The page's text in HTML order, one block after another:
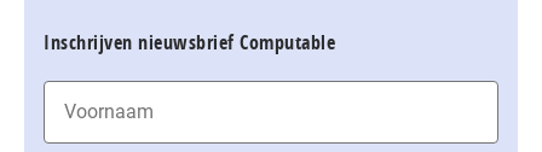
Inschrijven nieuwsbrief Computable